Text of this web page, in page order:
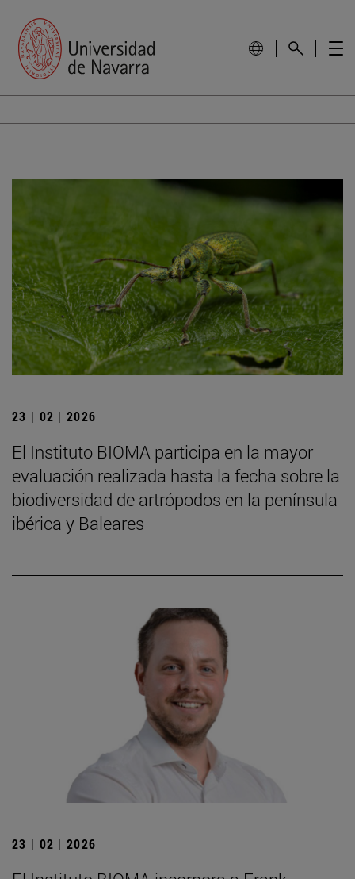
23 | 02 | 2026
El Instituto BIOMA participa en la mayor
evaluación realizada hasta la fecha sobre la
biodiversidad de artrópodos en la península
ibérica y Baleares
23 | 02 | 2026